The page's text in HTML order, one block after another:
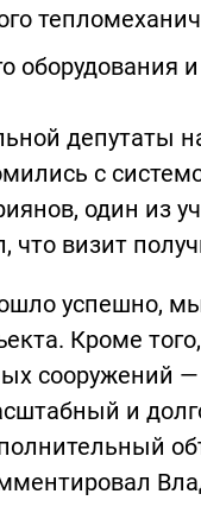
оборудования
депутаты
с
один из
что визит
успешно,
Кроме
сооружений
и